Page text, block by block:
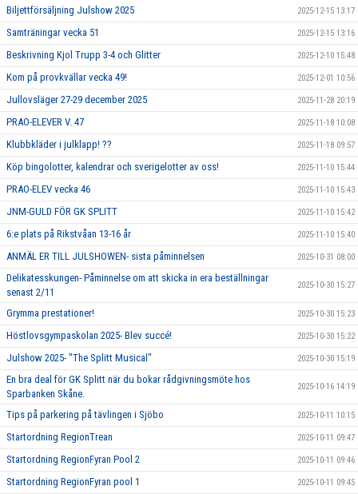
Biljettförsäljning Julshow 2025 2025-12-15 13:17
Samträningar vecka 51 2025-12-15 13:16
Beskrivning Kjol Trupp 3-4 och Glitter 2025-12-10 15:48
Kom på provkvällar vecka 49! 2025-12-01 10:56
Jullovsläger 27-29 december 2025 2025-11-28 20:19
PRAO-ELEVER V. 47 2025-11-18 10:08
Klubbkläder i julklapp! ?? 2025-11-18 09:57
Köp bingolotter, kalendrar och sverigelotter av oss! 2025-11-10 15:44
PRAO-ELEV vecka 46 2025-11-10 15:43
JNM-GULD FÖR GK SPLITT 2025-11-10 15:42
6:e plats på Rikstvåan 13-16 år 2025-11-10 15:40
ANMÄL ER TILL JULSHOWEN- sista påminnelsen 2025-10-31 08:00
Delikatesskungen- Påminnelse om att skicka in era beställningar
senast 2/11
2025-10-30 15:27
Grymma prestationer! 2025-10-30 15:23
Höstlovsgympaskolan 2025- Blev succé! 2025-10-30 15:22
Julshow 2025- "The Splitt Musical" 2025-10-30 15:19
En bra deal för GK Splitt när du bokar rådgivningsmöte hos
Sparbanken Skåne.
2025-10-16 14:19
Tips på parkering på tävlingen i Sjöbo 2025-10-11 10:15
Startordning RegionTrean 2025-10-11 09:47
Startordning RegionFyran Pool 2 2025-10-11 09:46
Startordning RegionFyran pool 1 2025-10-11 09:45